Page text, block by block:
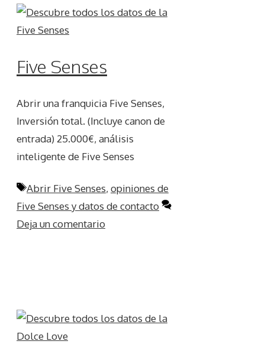
Five Senses
Abrir una franquicia Five Senses,
Inversión total. (Incluye canon de
entrada) 25.000€, análisis
inteligente de Five Senses
Etiquetas
Abrir Five Senses, opiniones de
Five Senses y datos de contacto
Deja un comentario